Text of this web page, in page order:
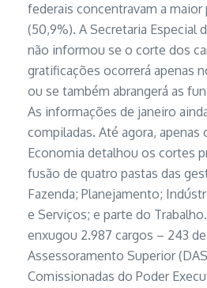
federais concentravam a maior
(50,9%). A Secretaria Especial
não informou se o corte dos
gratificações ocorrerá apenas
ou se também abrangerá as
As informações de janeiro
compiladas. Até agora, apenas
Economia detalhou os cortes
fusão de quatro pastas das
Fazenda; Planejamento;
e Serviços; e parte do
enxugou 2.987 cargos – 243
Assessoramento Superior
Comissionadas do Poder